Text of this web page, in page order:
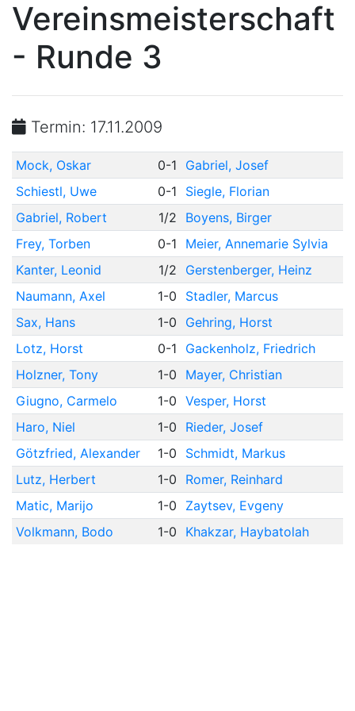
Vereinsmeisterschaft
- Runde 3
Termin: 17.11.2009
Mock, Oskar 0-1
Gabriel, Josef
Schiestl, Uwe
0-1
Siegle, Florian
Gabriel, Robert
1/2
Boyens, Birger
Frey, Torben
0-1
Meier, Annemarie Sylvia
Kanter, Leonid
1/2
Gerstenberger, Heinz
Naumann, Axel
1-0
Stadler, Marcus
Sax, Hans
1-0
Gehring, Horst
Lotz, Horst
0-1
Gackenholz, Friedrich
Holzner, Tony
1-0
Mayer, Christian
Giugno, Carmelo
1-0 Vesper, Horst
Haro, Niel
1-0
Rieder, Josef
Götzfried, Alexander
1-0
Schmidt, Markus
Lutz, Herbert
1-0
Romer, Reinhard
Matic, Marijo
1-0
Zaytsev, Evgeny
Volkmann, Bodo
1-0 Khakzar, Haybatolah